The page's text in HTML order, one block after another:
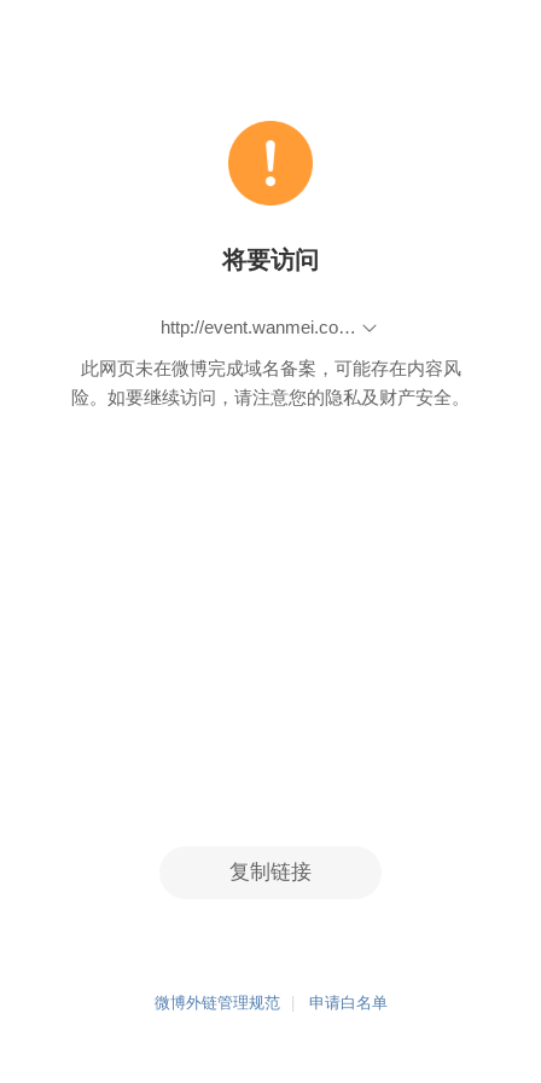
将要访问
http://event.wanmei.com/wdzy/getactivecode/index
此网页未在微博完成域名备案，可能存在内容风
险。如要继续访问，请注意您的隐私及财产安全。
复制链接
微博外链管理规范 申请白名单